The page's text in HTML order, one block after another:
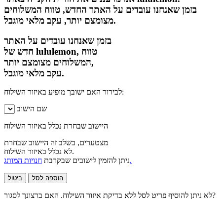
בזמן שאנחנו עובדים על האתר החדש, טווח המשלוחים
מצומצם יותר, עקב מלאי מוגבל.
בזמן שאנחנו עובדים על האתר
חדש של lululemon, טווח
המשלוחים מצומצם יותר,
עקב מלאי מוגבל.
לבירור האם ישובך מופיע באיזור השילוח:
שם הישוב
היישוב שבחרת נכלל באיזור השילוח
מצטערים, בשלב זה היישוב שבחרת
לא נכלל באיזור השילוח.
ניתן להזמין לישובים שבקרבתחנויות המותג.
ביטול הוספה לסל
לא ניתן להוסיף פריט לסל ללא בדיקת איזור השילוח. האם ברצונך לסגור?